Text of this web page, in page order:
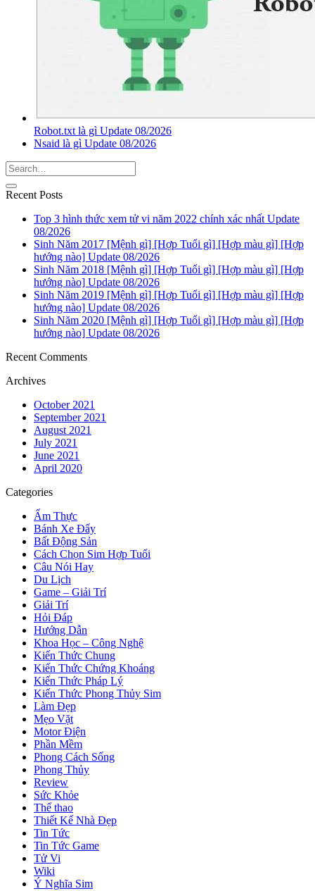
Robot.txt là gì Update 08/2026
Nsaid là gì Update 08/2026
Recent Posts
Top 3 hình thức xem tử vi năm 2022 chính xác nhất Update
08/2026
Sinh Năm 2017 [Mệnh gì] [Hợp Tuổi gì] [Hợp màu gì] [Hợp
hướng nào] Update 08/2026
Sinh Năm 2018 [Mệnh gì] [Hợp Tuổi gì] [Hợp màu gì] [Hợp
hướng nào] Update 08/2026
Sinh Năm 2019 [Mệnh gì] [Hợp Tuổi gì] [Hợp màu gì] [Hợp
hướng nào] Update 08/2026
Sinh Năm 2020 [Mệnh gì] [Hợp Tuổi gì] [Hợp màu gì] [Hợp
hướng nào] Update 08/2026
Recent Comments
Archives
October 2021
September 2021
August 2021
July 2021
June 2021
April 2020
Categories
Ẩm Thực
Bánh Xe Đẩy
Bất Động Sản
Cách Chọn Sim Hợp Tuổi
Câu Nói Hay
Du Lịch
Game – Giải Trí
Giải Trí
Hỏi Đáp
Hướng Dẫn
Khoa Học – Công Nghệ
Kiến Thức Chung
Kiến Thức Chứng Khoáng
Kiến Thức Pháp Lý
Kiến Thức Phong Thủy Sim
Làm Đẹp
Mẹo Vặt
Motor Điện
Phần Mềm
Phong Cách Sống
Phong Thủy
Review
Sức Khỏe
Thể thao
Thiết Kế Nhà Đẹp
Tin Tức
Tin Tức Game
Tử Vi
Wiki
Ý Nghĩa Sim